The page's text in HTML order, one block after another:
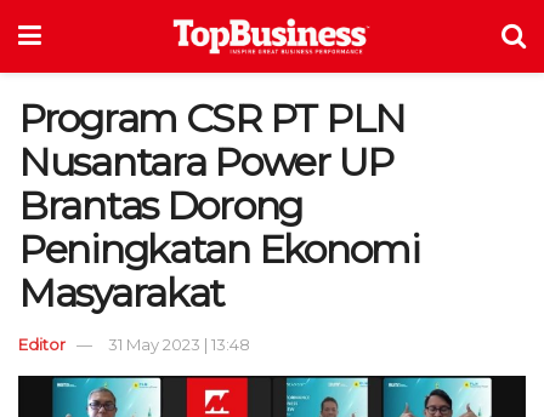
Program CSR PT PLN
Nusantara Power UP
Brantas Dorong
Peningkatan Ekonomi
Masyarakat
Editor 31 May 2023 | 13:48